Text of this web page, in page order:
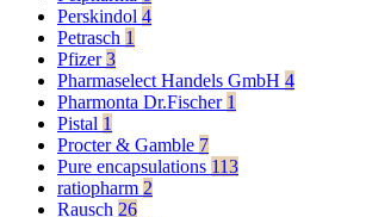
Perskindol 4
Petrasch 1
Pfizer3
Pharmaselect Handels GmbH 4
Pharmonta Dr.Fischer 1
Pistal 1
Procter & Gamble 7
Pure encapsulations 113
ratiopharm 2
Rausch 26